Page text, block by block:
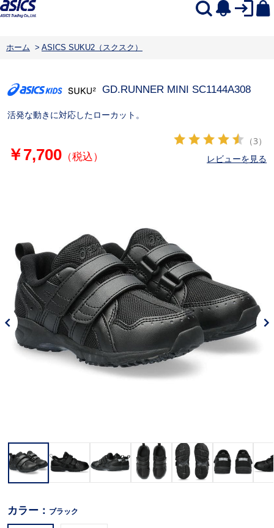
ホーム > ASICS SUKU2（スクスク）
GD.RUNNER MINI SC1144A308
活発な動きに対応したローカット。
￥7,700（税込）
（3）
レビューを見る
カラー： ブラック